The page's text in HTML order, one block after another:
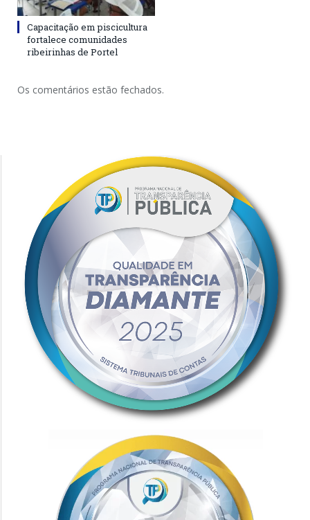
Capacitação em piscicultura
fortalece comunidades
ribeirinhas de Portel
Os comentários estão fechados.